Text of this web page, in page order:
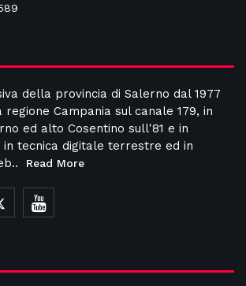
della provincia di Salerno dal 1977
Campania sul canale 179, in
ed alto Cosentino sull'81 e in
in tecnica digitale terrestre ed in
Read More